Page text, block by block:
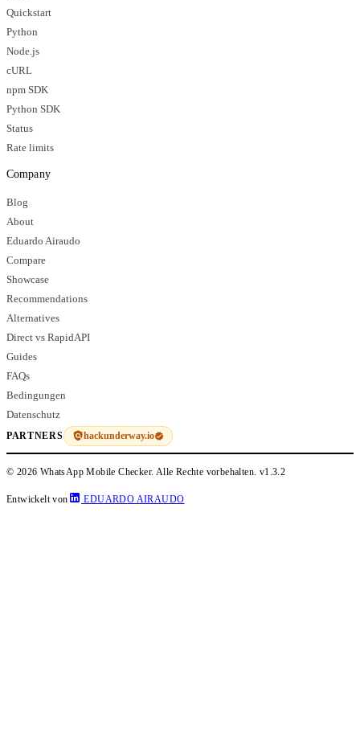
Quickstart
Python
Node.js
cURL
npm SDK
Python SDK
Status
Rate limits
Company
Blog
About
Eduardo Airaudo
Compare
Showcase
Recommendations
Alternatives
Direct vs RapidAPI
Guides
FAQs
Bedingungen
Datenschutz
PARTNERS hackunderway.io
© 2026 WhatsApp Mobile Checker. Alle Rechte vorbehalten. v1.3.2
Entwickelt von EDUARDO AIRAUDO